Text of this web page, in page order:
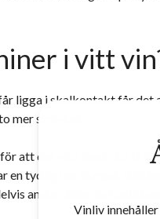
i vitt
ligga i skalkontakt får
mer strävhet.
att det vita vinet ska få
en tydlig om än mjuk
andra rätter än
Vinliv